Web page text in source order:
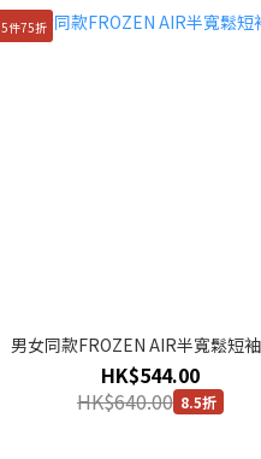
5件75折
男女同款FROZEN AIR半寬鬆短
HK$544.00
HK$640.00 8.5折